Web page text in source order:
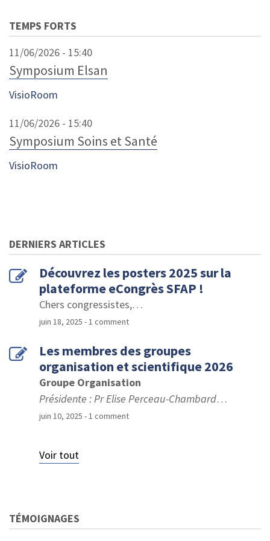
TEMPS FORTS
11/06/2026 - 15:40
Symposium Elsan
VisioRoom
11/06/2026 - 15:40
Symposium Soins et Santé
VisioRoom
DERNIERS ARTICLES
Découvrez les posters 2025 sur la
plateforme eCongrès SFAP !
Chers congressistes,…
juin 18, 2025 - 1 comment
Les membres des groupes
organisation et scientifique 2026
Groupe Organisation
Présidente : Pr Elise Perceau-Chambard…
juin 10, 2025 - 1 comment
Voir tout
TÉMOIGNAGES